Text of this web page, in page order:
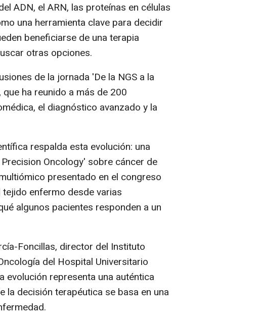
ADN, el ARN, las proteínas en células
una herramienta clave para decidir
beneficiarse de una terapia
otras opciones.
de la jornada 'De la NGS a la
ha reunido a más de 200
el diagnóstico avanzado y la
respalda esta evolución: una
Oncology' sobre cáncer de
presentado en el congreso
enfermo desde varias
algunos pacientes responden a un
Foncillas, director del Instituto
del Hospital Universitario
evolución representa una auténtica
la decisión terapéutica se basa en una